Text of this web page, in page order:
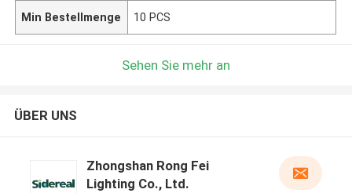
Min Bestellmenge 10 PCS
Sehen Sie mehr an
ÜBER UNS
Zhongshan Rong Fei
Lighting Co., Ltd.